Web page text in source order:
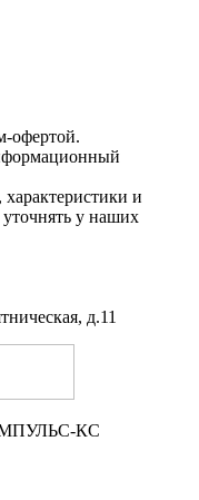
офертой.
и
у наших
д.11
КС